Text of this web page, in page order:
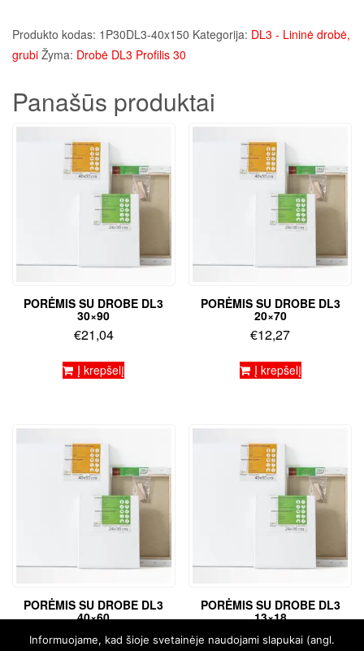
Produkto kodas: 1P30DL3-40x150 Kategorija: DL3 - Lininė drobė,
grubi Žyma: Drobė DL3 Profilis 30
Panašūs produktai
PORĖMIS SU DROBE DL3
30×90
€21,04
Į krepšelį
PORĖMIS SU DROBE DL3
20×70
€12,27
Į krepšelį
PORĖMIS SU DROBE DL3
40×60
€15,91
PORĖMIS SU DROBE DL3
13×18
€ 4,93
Informuojame, kad šioje svetainėje naudojami slapukai (angl.